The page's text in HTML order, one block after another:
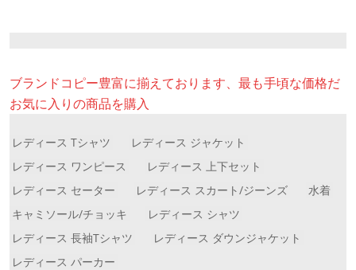
ブランドコピー豊富に揃えております、最も手頃な価格だ
お気に入りの商品を購入
レディース Tシャツ
レディース ジャケット
レディース ワンピース
レディース 上下セット
レディース セーター
レディース スカート/ジーンズ
水着
キャミソール/チョッキ
レディース シャツ
レディース 長袖Tシャツ
レディース ダウンジャケット
レディース パーカー